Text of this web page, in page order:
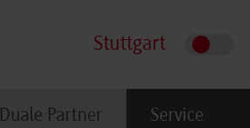
Stuttgart
Duale Partner Service